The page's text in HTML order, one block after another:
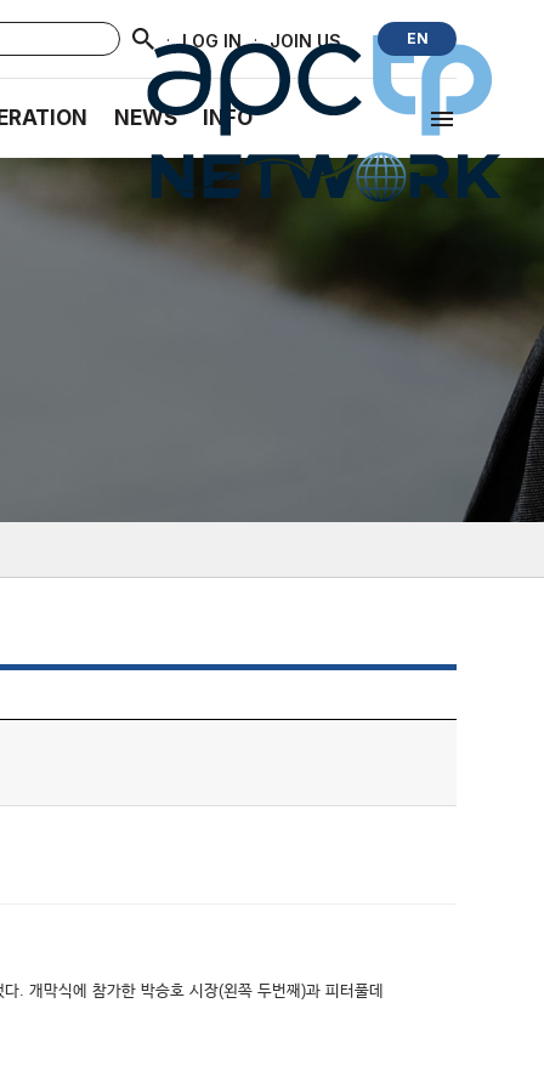
· LOG IN · JOIN US EN
NEWS INFO
. 개막식에 참가한 박승호 시장(왼쪽 두번째)과 피터풀데